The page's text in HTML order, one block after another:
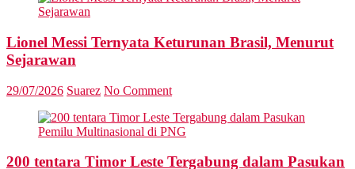
Lionel Messi Ternyata Keturunan Brasil, Menurut
Sejarawan
29/07/2026 Suarez No Comment
200 tentara Timor Leste Tergabung dalam Pasukan